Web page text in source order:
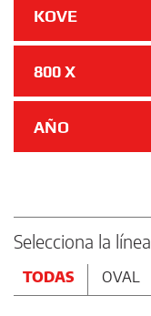
KOVE
800 X
AÑO
Selecciona la línea
TODAS OVAL